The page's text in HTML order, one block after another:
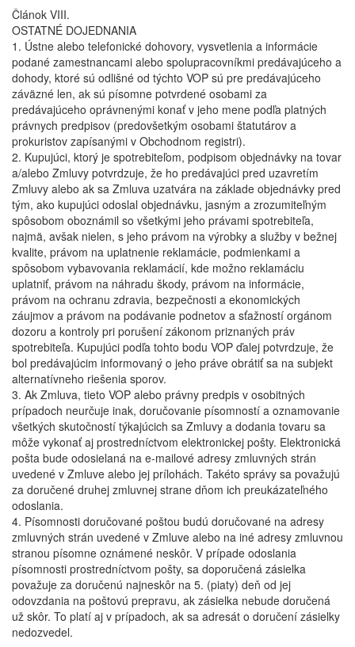
Článok VIII.
OSTATNÉ DOJEDNANIA
1. Ústne alebo telefonické dohovory, vysvetlenia a informácie
podané zamestnancami alebo spolupracovníkmi predávajúceho a
dohody, ktoré sú odlišné od týchto VOP sú pre predávajúceho
záväzné len, ak sú písomne potvrdené osobami za
predávajúceho oprávnenými konať v jeho mene podľa platných
právnych predpisov (predovšetkým osobami štatutárov a
prokuristov zapísanými v Obchodnom registri).
2. Kupujúci, ktorý je spotrebiteľom, podpisom objednávky na tovar
a/alebo Zmluvy potvrdzuje, že ho predávajúci pred uzavretím
Zmluvy alebo ak sa Zmluva uzatvára na základe objednávky pred
tým, ako kupujúci odoslal objednávku, jasným a zrozumiteľným
spôsobom oboznámil so všetkými jeho právami spotrebiteľa,
najmä, avšak nielen, s jeho právom na výrobky a služby v bežnej
kvalite, právom na uplatnenie reklamácie, podmienkami a
spôsobom vybavovania reklamácií, kde možno reklamáciu
uplatniť, právom na náhradu škody, právom na informácie,
právom na ochranu zdravia, bezpečnosti a ekonomických
záujmov a právom na podávanie podnetov a sťažností orgánom
dozoru a kontroly pri porušení zákonom priznaných práv
spotrebiteľa. Kupujúci podľa tohto bodu VOP ďalej potvrdzuje, že
bol predávajúcim informovaný o jeho práve obrátiť sa na subjekt
alternatívneho riešenia sporov.
3. Ak Zmluva, tieto VOP alebo právny predpis v osobitných
prípadoch neurčuje inak, doručovanie písomností a oznamovanie
všetkých skutočností týkajúcich sa Zmluvy a dodania tovaru sa
môže vykonať aj prostredníctvom elektronickej pošty. Elektronická
pošta bude odosielaná na e-mailové adresy zmluvných strán
uvedené v Zmluve alebo jej prílohách. Takéto správy sa považujú
za doručené druhej zmluvnej strane dňom ich preukázateľného
odoslania.
4. Písomnosti doručované poštou budú doručované na adresy
zmluvných strán uvedené v Zmluve alebo na iné adresy zmluvnou
stranou písomne oznámené neskôr. V prípade odoslania
písomnosti prostredníctvom pošty, sa doporučená zásielka
považuje za doručenú najneskôr na 5. (piaty) deň od jej
odovzdania na poštovú prepravu, ak zásielka nebude doručená
už skôr. To platí aj v prípadoch, ak sa adresát o doručení zásielky
nedozvedel.